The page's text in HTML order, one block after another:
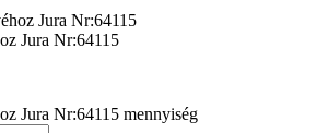
Jura Nr:64115
Jura Nr:64115 mennyiség